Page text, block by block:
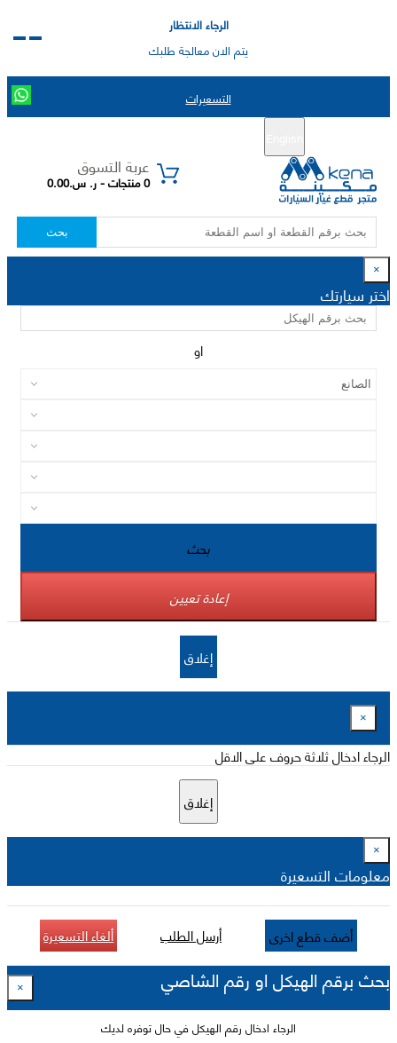
الرجاء الانتظار
يتم الان معالجة طلبك
التسعيرات
عربة التسوق
0 منتجات - ر. س.0.00
بحث
×
اختر سيارتك
او
بحث
إعادة تعيين
إغلاق
×
الرجاء ادخال ثلاثة حروف على الاقل
إغلاق
×
معلومات التسعيرة
أضف قطع اخرى أرسل الطلب ألغاء التسعيرة
بحث برقم الهيكل او رقم الشاصي ×
الرجاء ادخال رقم الهيكل في حال توفره لديك